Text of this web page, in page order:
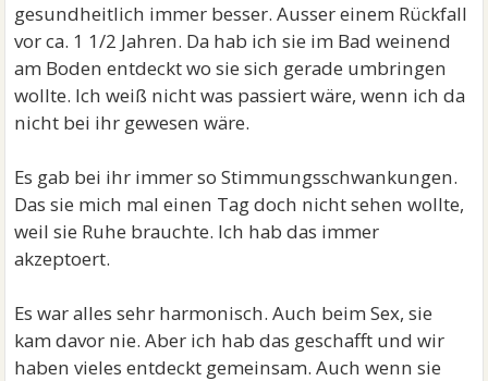
gesundheitlich immer besser. Ausser einem Rückfall
vor ca. 1 1/2 Jahren. Da hab ich sie im Bad weinend
am Boden entdeckt wo sie sich gerade umbringen
wollte. Ich weiß nicht was passiert wäre, wenn ich da
nicht bei ihr gewesen wäre.
Es gab bei ihr immer so Stimmungsschwankungen.
Das sie mich mal einen Tag doch nicht sehen wollte,
weil sie Ruhe brauchte. Ich hab das immer
akzeptoert.
Es war alles sehr harmonisch. Auch beim Sex, sie
kam davor nie. Aber ich hab das geschafft und wir
haben vieles entdeckt gemeinsam. Auch wenn sie